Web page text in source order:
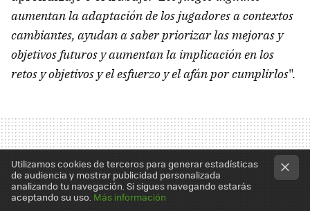
aumentan la adaptación de los jugadores a contextos
cambiantes, ayudan a saber priorizar las mejoras y
objetivos futuros y aumentan la implicación en los
retos y objetivos y el esfuerzo y el afán por cumplirlos".
Utilizamos cookies de terceros para generar estadísticas
de audiencia y mostrar publicidad personalizada
analizando tu navegación. Si sigues navegando estarás
aceptando su uso. Más información